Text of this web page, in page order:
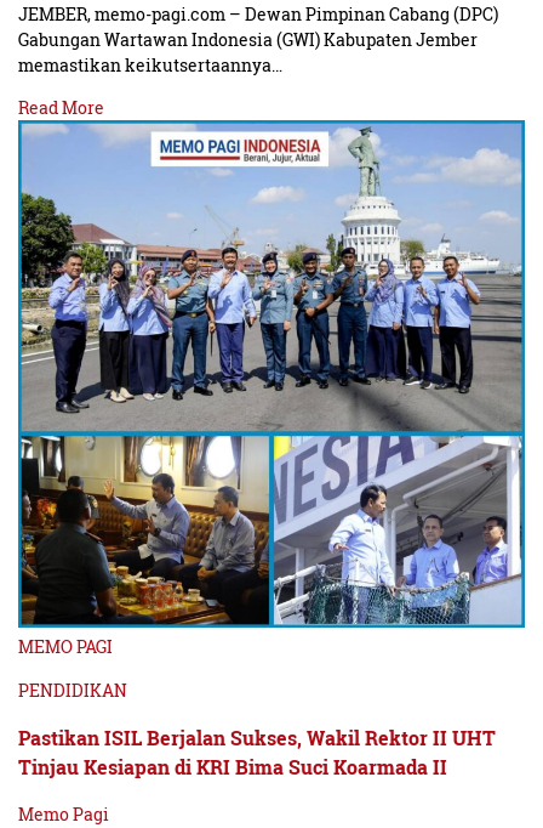
JEMBER, memo-pagi.com – Dewan Pimpinan Cabang (DPC)
Gabungan Wartawan Indonesia (GWI) Kabupaten Jember
memastikan keikutsertaannya…
Read More
MEMO PAGI
PENDIDIKAN
Pastikan ISIL Berjalan Sukses, Wakil Rektor II UHT
Tinjau Kesiapan di KRI Bima Suci Koarmada II
Memo Pagi